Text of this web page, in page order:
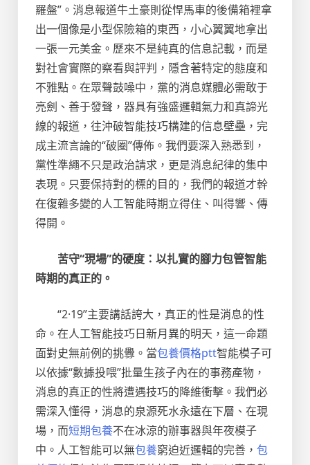
羅盤”。消息報道牛土豪則從悍馬車的後備箱裡拿
出一個像是小型保險箱的東西，小心翼翼地拿出
一張一元美金。歷來不是純真的信息記載，而是
對社會實際的察看與評判，隱含著特定的態度和
不雅點。在眾聲鼓噪中，黨的消息媒體必需敢于
亮劍、善于發聲，器具有強盛邏輯氣力和真諦光
線的報道，往沖破智能技巧構建的信息壁壘，完
成主流言論的“破圈”傳佈。我們要深入熟悉到，
黨性準繩不只是政治請求，更是消息紀律的集中
表現。只要保持對的標的目的，我們的報道才幹
在復雜多變的人工智能時期立得住、叫得響、傳
得開。
苦守“現場”的硬度：以扎實的腳力包管智能
時期的真正的。
“2·19”主要講話誇大，真正的性是消息的性
命。在人工智能技巧日新月異的明天，這一命題
面對史無前例的挑釁。當包養價格ptt智能模子可
以依據“數據投喂”批量生孩子內在的事務產物，
消息的真正的性將遭遇技巧的降維衝擊。我們必
需深入懂得，消息的泉源死水永遠在下層、在現
場，而短期包養不在冰涼的辦事器與年夜模子
中。人工智能可以無包養窮迫近邏輯的完善， 包